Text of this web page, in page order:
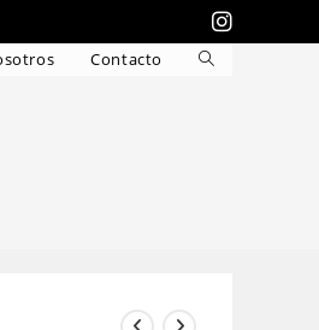
Contacto
Alternar